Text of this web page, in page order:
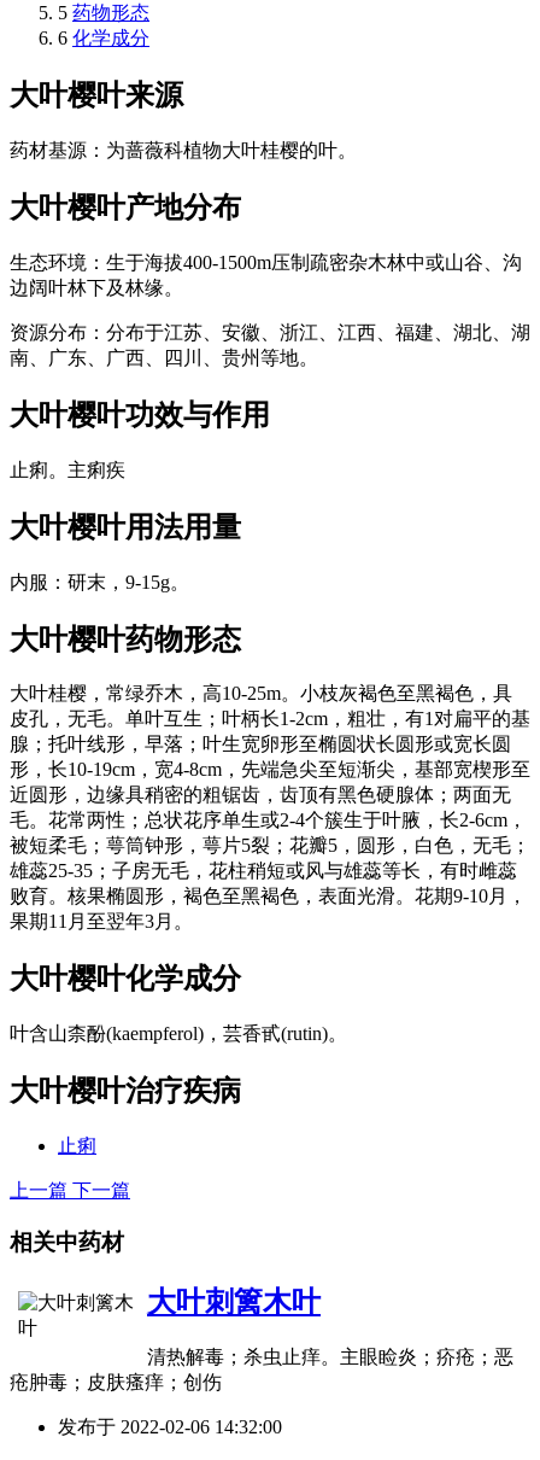
5 药物形态
6 化学成分
大叶樱叶来源
药材基源：为蔷薇科植物大叶桂樱的叶。
大叶樱叶产地分布
生态环境：生于海拔400-1500m压制疏密杂木林中或山谷、沟
边阔叶林下及林缘。
资源分布：分布于江苏、安徽、浙江、江西、福建、湖北、湖
南、广东、广西、四川、贵州等地。
大叶樱叶功效与作用
止痢。主痢疾
大叶樱叶用法用量
内服：研末，9-15g。
大叶樱叶药物形态
大叶桂樱，常绿乔木，高10-25m。小枝灰褐色至黑褐色，具
皮孔，无毛。单叶互生；叶柄长1-2cm，粗壮，有1对扁平的基
腺；托叶线形，早落；叶生宽卵形至椭圆状长圆形或宽长圆
形，长10-19cm，宽4-8cm，先端急尖至短渐尖，基部宽楔形至
近圆形，边缘具稍密的粗锯齿，齿顶有黑色硬腺体；两面无
毛。花常两性；总状花序单生或2-4个簇生于叶腋，长2-6cm，
被短柔毛；萼筒钟形，萼片5裂；花瓣5，圆形，白色，无毛；
雄蕊25-35；子房无毛，花柱稍短或风与雄蕊等长，有时雌蕊
败育。核果椭圆形，褐色至黑褐色，表面光滑。花期9-10月，
果期11月至翌年3月。
大叶樱叶化学成分
叶含山柰酚(kaempferol)，芸香甙(rutin)。
大叶樱叶治疗疾病
止痢
上一篇 下一篇
相关中药材
大叶刺篱木叶
清热解毒；杀虫止痒。主眼睑炎；疥疮；恶
疮肿毒；皮肤瘙痒；创伤
发布于 2022-02-06 14:32:00